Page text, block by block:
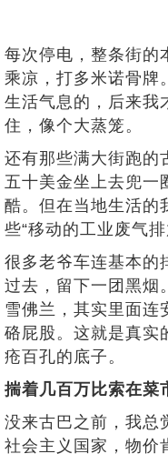
每次停电，整条街的
乘凉，打多米诺骨牌
生活气息的，后来我
住，像个大蒸笼。
还有那些满大街跑的
五十美金坐上去兜一
酷。但在当地生活的
些“移动的工业废气
很多老爷车连基本的
过去，留下一团黑烟
雪佛兰，其实里面连
硌屁股。这就是真实
疮百孔的底子。
揣着几百万比索在菜
没来古巴之前，我总
社会主义国家，物价